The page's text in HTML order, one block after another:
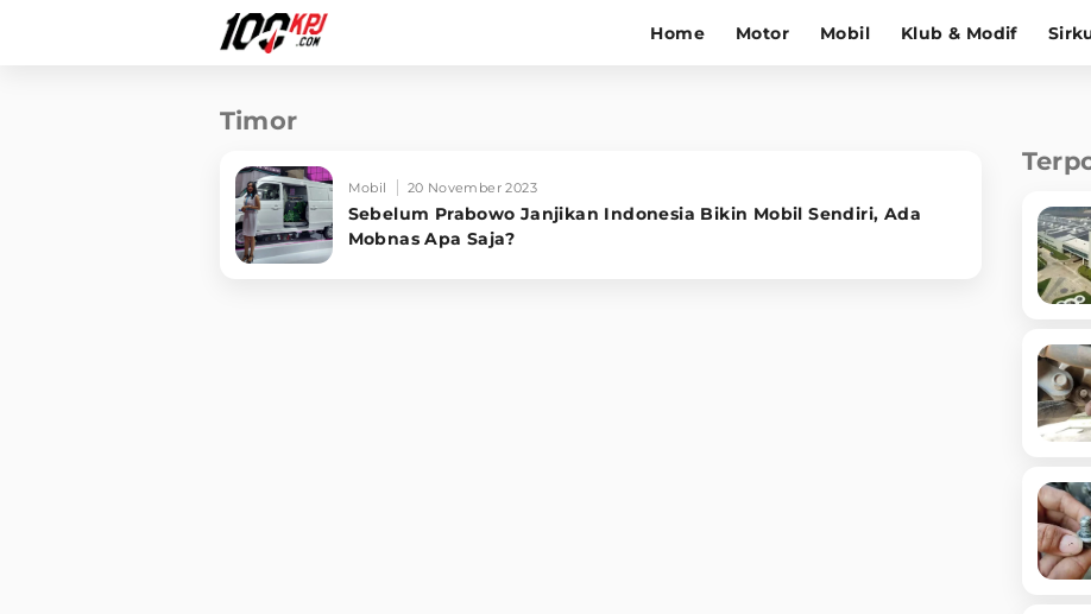
Home Motor Mobil Klub & Modif
Timor
Mobil 20 November 2023
Sebelum Prabowo Janjikan Indonesia Bikin Mobil Sendiri, Ada
Mobnas Apa Saja?